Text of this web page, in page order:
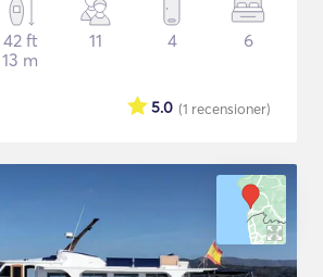
42 ft
13 m
11 4 6
(1 recensioner)
5.0